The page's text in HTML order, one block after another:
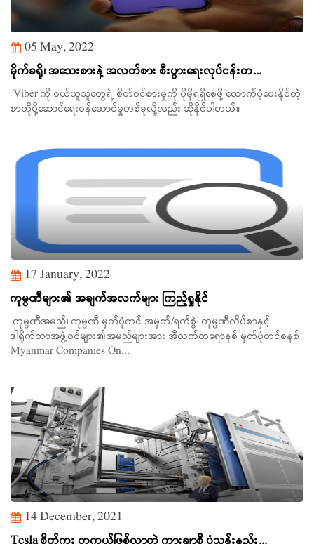
05 May, 2022
မိုက်ခရို၊ အသေးစားနဲ့ အလတ်စား စီးပွားရေးလုပ်ငန်းတ...
Viber ကို ဝယ်ယူသူတွေရဲ့ စိတ်ဝင်စားမှုကို ပိုမိုရရှိစေဖို့ ထောက်ပံ့ပေးနိုင်တဲ့
စာတိုပို့ဆောင်ရေးဝန်ဆောင်မှုတစ်ခုလို့လည်း ဆိုနိုင်ပါတယ်။
17 January, 2022
ကုမ္ပဏီများ၏ အချက်အလက်များ ကြည့်ရှုနိုင်
ကုမ္ပဏီအမည်၊ ကုမ္ပဏီ မှတ်ပုံတင် အမှတ်/ရက်စွဲ၊ ကုမ္ပဏီလိပ်စာနှင့်
ဒါရိုက်တာအဖွဲ့ဝင်များ၏အမည်များအား အီလက်ထရောနစ် မှတ်ပုံတင်စနစ်
Myanmar Companies On...
14 December, 2021